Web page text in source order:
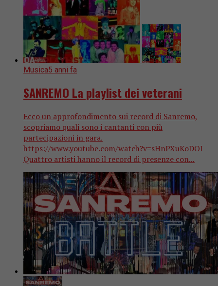
Musica5 anni fa
SANREMO La playlist dei veterani
Ecco un approfondimento sui record di Sanremo,
scopriamo quali sono i cantanti con più
partecipazioni in gara.
https://www.youtube.com/watch?v=sHnPXuKoDOI
Quattro artisti hanno il record di presenze con...